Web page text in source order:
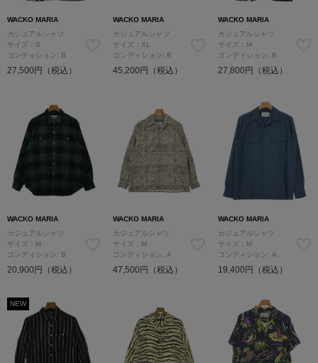
WACKO MARIA
カジュアルシャツ
サイズ：S
コンディション: B
27,500円（税込）
WACKO MARIA
カジュアルシャツ
サイズ：XL
コンディション: B
45,200円（税込）
WACKO MARIA
カジュアルシャツ
サイズ：M
コンディション: B
27,800円（税込）
WACKO MARIA
カジュアルシャツ
サイズ：M
コンディション: B
20,900円（税込）
WACKO MARIA
カジュアルシャツ
サイズ：M
コンディション: A
47,500円（税込）
WACKO MARIA
カジュアルシャツ
サイズ：M
コンディション: A
19,400円（税込）
NEW